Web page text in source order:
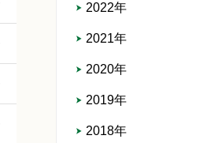
2022年
2021年
2020年
2019年
2018年